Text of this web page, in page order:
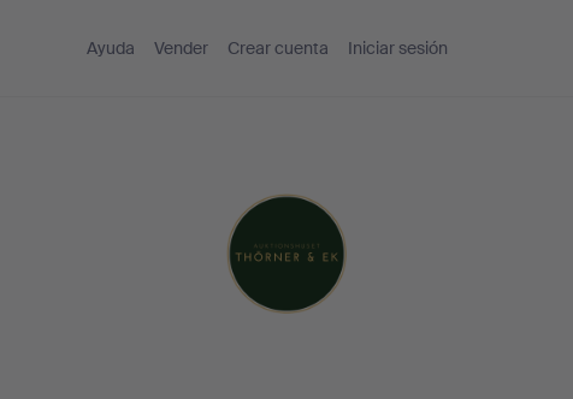
Ayuda Vender Crear cuenta Iniciar sesión